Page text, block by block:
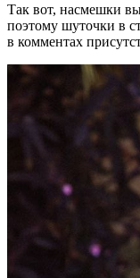
Так вот, насмешки
поэтому шуточки в
в комментах